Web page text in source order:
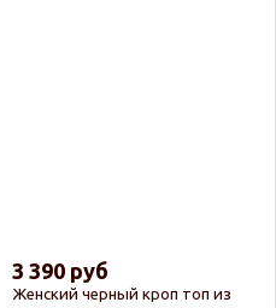
Женский черный кроп топ из
3 390 руб